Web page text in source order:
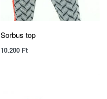
Sorbus top
10.200 Ft